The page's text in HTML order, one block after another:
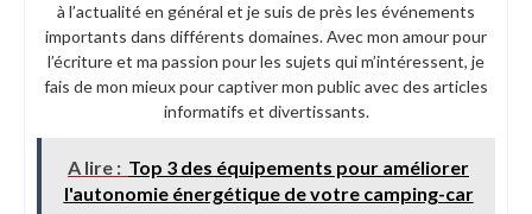
à l’actualité en général et je suis de près les événements
importants dans différents domaines. Avec mon amour pour
l’écriture et ma passion pour les sujets qui m’intéressent, je
fais de mon mieux pour captiver mon public avec des articles
informatifs et divertissants.
A lire : Top 3 des équipements pour améliorer
l'autonomie énergétique de votre camping-car